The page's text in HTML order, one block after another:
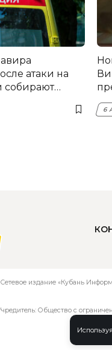
атаки на
собирают
6
Сетевое издание «Кубань
Общество с